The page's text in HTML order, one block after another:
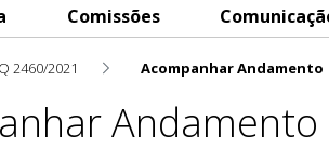
Comissões
2460/2021 Acompanhar Andamento
Andamento